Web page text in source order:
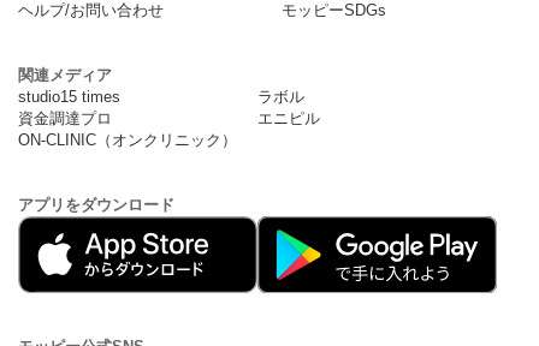
ヘルプ/お問い合わせ モッピーSDGs
関連メディア
studio15 times
ラボル
資金調達プロ
エニピル
ON-CLINIC（オンクリニック）
アプリをダウンロード